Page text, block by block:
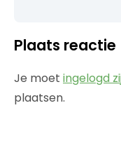
Plaats reactie
Je moet ingelogd
plaatsen.